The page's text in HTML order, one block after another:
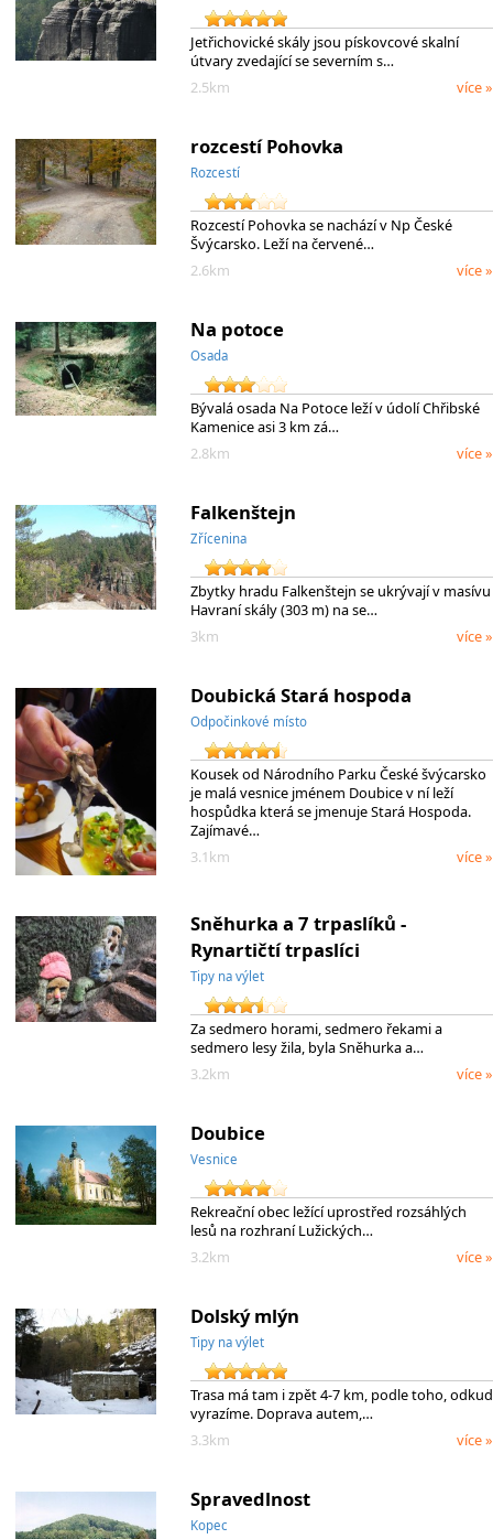
Jetřichovické skály jsou pískovcové skalní
útvary zvedající se severním s…
2.5km
více »
rozcestí Pohovka
Rozcestí
Rozcestí Pohovka se nachází v Np České
Švýcarsko. Leží na červené…
2.6km
více »
Na potoce
Osada
Bývalá osada Na Potoce leží v údolí Chřibské
Kamenice asi 3 km zá…
2.8km
více »
Falkenštejn
Zřícenina
Zbytky hradu Falkenštejn se ukrývají v masívu
Havraní skály (303 m) na se…
3km
více »
Doubická Stará hospoda
Odpočinkové místo
Kousek od Národního Parku České švýcarsko
je malá vesnice jménem Doubice v ní leží
hospůdka která se jmenuje Stará Hospoda.
Zajímavé…
3.1km
více »
Sněhurka a 7 trpaslíků -
Rynartičtí trpaslíci
Tipy na výlet
Za sedmero horami, sedmero řekami a
sedmero lesy žila, byla Sněhurka a…
3.2km
více »
Doubice
Vesnice
Rekreační obec ležící uprostřed rozsáhlých
lesů na rozhraní Lužických…
3.2km
více »
Dolský mlýn
Tipy na výlet
Trasa má tam i zpět 4-7 km, podle toho, odkud
vyrazíme. Doprava autem,…
3.3km
více »
Spravedlnost
Kopec